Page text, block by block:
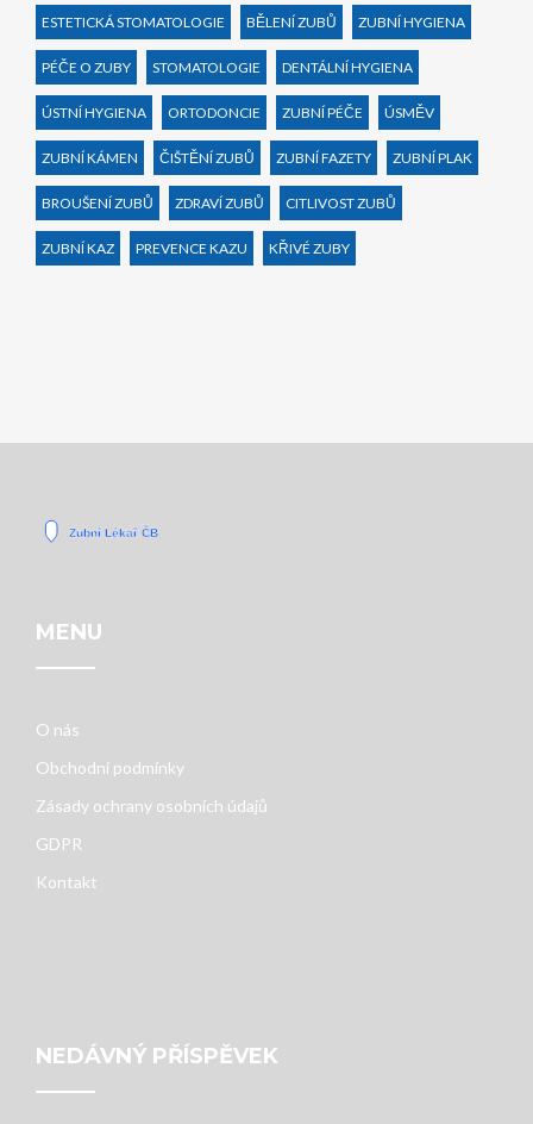
ESTETICKÁ STOMATOLOGIE BĚLENÍ ZUBŮ ZUBNÍ HYGIENA
PÉČE O ZUBY STOMATOLOGIE DENTÁLNÍ HYGIENA
ÚSTNÍ HYGIENA ORTODONCIE ZUBNÍ PÉČE ÚSMĚV
ZUBNÍ KÁMEN ČIŠTĚNÍ ZUBŮ ZUBNÍ FAZETY ZUBNÍ PLAK
BROUŠENÍ ZUBŮ ZDRAVÍ ZUBŮ CITLIVOST ZUBŮ
ZUBNÍ KAZ PREVENCE KAZU KŘIVÉ ZUBY
MENU
O nás
Obchodní podmínky
Zásady ochrany osobních údajů
GDPR
Kontakt
NEDÁVNÝ PŘÍSPĚVEK